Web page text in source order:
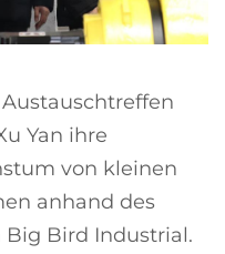
Yan ihre
von kleinen
anhand des
Bird Industrial.